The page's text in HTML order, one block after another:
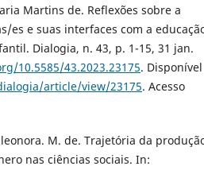
Martins de. Reflexões sobre a
es e suas interfaces com a
Dialogia, n. 43, p. 1-15, 31 jan.
10.5585/43.2023.23175. Disponível
article/view/23175. Acesso
M. de. Trajetória da
nas ciências sociais. In: